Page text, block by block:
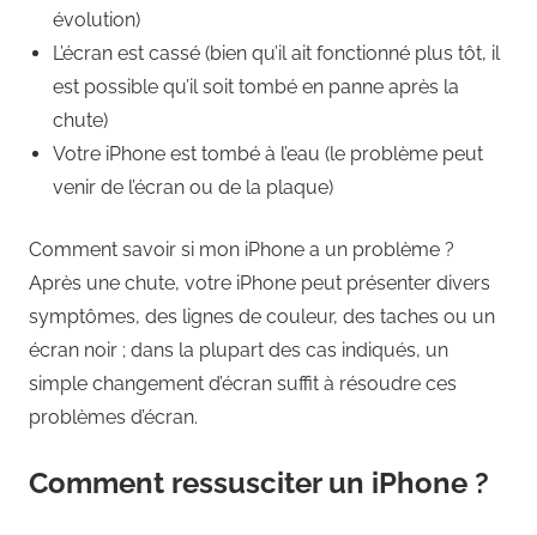
évolution)
L’écran est cassé (bien qu’il ait fonctionné plus tôt, il
est possible qu’il soit tombé en panne après la
chute)
Votre iPhone est tombé à l’eau (le problème peut
venir de l’écran ou de la plaque)
Comment savoir si mon iPhone a un problème ?
Après une chute, votre iPhone peut présenter divers
symptômes, des lignes de couleur, des taches ou un
écran noir ; dans la plupart des cas indiqués, un
simple changement d’écran suffit à résoudre ces
problèmes d’écran.
Comment ressusciter un iPhone ?